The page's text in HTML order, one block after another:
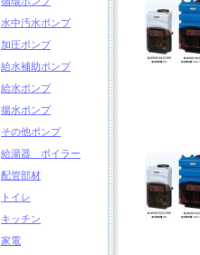
水中汚水ポンプ
加圧ポンプ
給水補助ポンプ
給水ポンプ
揚水ポンプ
その他ポンプ
給湯器 ボイラー
配管部材
トイレ
キッチン
家電